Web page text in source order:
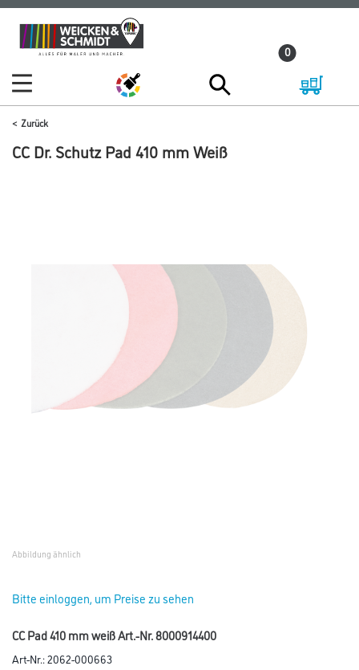
Zum
Inhalt
Zum
Navigationsmenü
0
Zurück
CC Dr. Schutz Pad 410 mm Weiß
Abbildung ähnlich
Bitte einloggen, um Preise zu sehen
CC Pad 410 mm weiß Art.-Nr. 8000914400
Art-Nr.:2062-000663